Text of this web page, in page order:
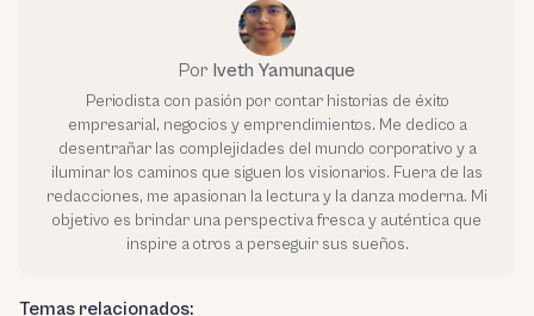
Por Iveth Yamunaque
Periodista con pasión por contar historias de éxito
empresarial, negocios y emprendimientos. Me dedico a
desentrañar las complejidades del mundo corporativo y a
iluminar los caminos que siguen los visionarios. Fuera de las
redacciones, me apasionan la lectura y la danza moderna. Mi
objetivo es brindar una perspectiva fresca y auténtica que
inspire a otros a perseguir sus sueños.
Temas relacionados: